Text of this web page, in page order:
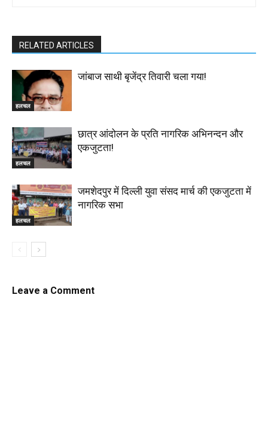
RELATED ARTICLES
हलचल
जांबाज साथी बृजेंद्र तिवारी चला गया!
हलचल
छात्र आंदोलन के प्रति नागरिक अभिनन्दन और
एकजुटता!
हलचल
जमशेदपुर में दिल्ली युवा संसद मार्च की एकजुटता में
नागरिक सभा
Leave a Comment